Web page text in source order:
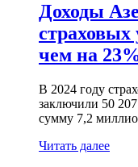
Доходы
страховых
чем на
В 2024 году
заключили 50
сумму 7,2
Читать далее